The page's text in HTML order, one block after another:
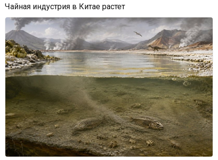
Чайная индустрия в Китае растет